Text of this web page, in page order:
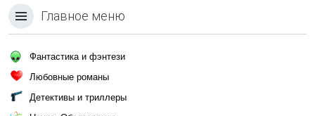
Главное меню
Фантастика и фэнтези
Любовные романы
Детективы и триллеры